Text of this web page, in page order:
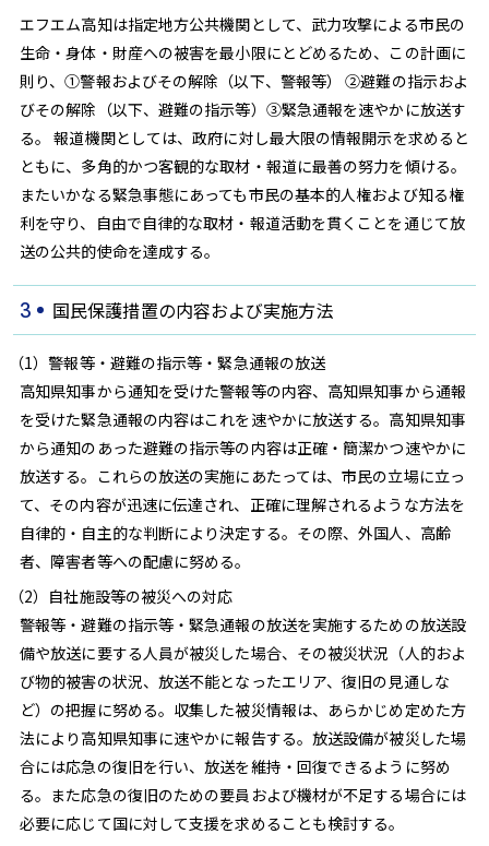
エフエム高知は指定地方公共機関として、武力攻撃による市民の
生命・身体・財産への被害を最小限にとどめるため、この計画に
則り、①警報およびその解除（以下、警報等） ②避難の指示およ
びその解除（以下、避難の指示等）③緊急通報を速やかに放送す
る。 報道機関としては、政府に対し最大限の情報開示を求めると
ともに、多角的かつ客観的な取材・報道に最善の努力を傾ける。
またいかなる緊急事態にあっても市民の基本的人権および知る権
利を守り、自由で自律的な取材・報道活動を貫くことを通じて放
送の公共的使命を達成する。
3 国民保護措置の内容および実施方法
（1）警報等・避難の指示等・緊急通報の放送
高知県知事から通知を受けた警報等の内容、高知県知事から通報
を受けた緊急通報の内容はこれを速やかに放送する。高知県知事
から通知のあった避難の指示等の内容は正確・簡潔かつ速やかに
放送する。これらの放送の実施にあたっては、市民の立場に立っ
て、その内容が迅速に伝達され、正確に理解されるような方法を
自律的・自主的な判断により決定する。その際、外国人、高齢
者、障害者等への配慮に努める。
（2）自社施設等の被災への対応
警報等・避難の指示等・緊急通報の放送を実施するための放送設
備や放送に要する人員が被災した場合、その被災状況（人的およ
び物的被害の状況、放送不能となったエリア、復旧の見通しな
ど）の把握に努める。収集した被災情報は、あらかじめ定めた方
法により高知県知事に速やかに報告する。放送設備が被災した場
合には応急の復旧を行い、放送を維持・回復できるように努め
る。また応急の復旧のための要員および機材が不足する場合には
必要に応じて国に対して支援を求めることも検討する。
radikoで聴く
高知県内にいる方は無料で、高知県外にいる方は
radikoプレミアム（有料）へ入会いただくことでお楽
しみいただけます。
くこともできます。
今すぐ聴きたい方はこちら
radiko ブラウザ版
Podcastで聴く
スマホ PC タブレット
無料で聴ける音声コンテンツを配信しています。端
末にダウンロードしておけばオフラインでも聴くこと
ができ、通信料を気にせずにお楽しみいただけます。
Podcastアプリダウンロードはこちら